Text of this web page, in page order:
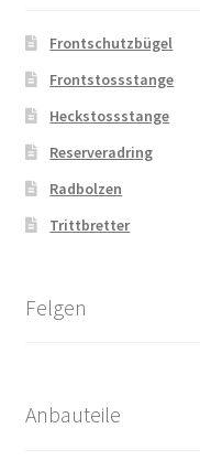
Frontschutzbügel
Frontstossstange
Heckstossstange
Reserveradring
Radbolzen
Trittbretter
Felgen
Anbauteile